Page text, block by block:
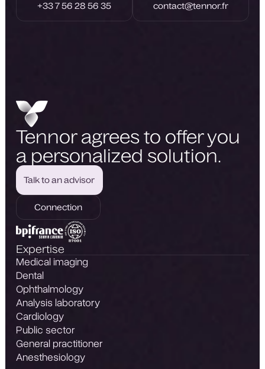
Tennor agrees to offer you
a personalized solution.
Talk to an advisor
Connection
Expertise
Medical imaging
Dental
Ophthalmology
Analysis laboratory
Cardiology
Public sector
General practitioner
Anesthesiology
+33 7 56 28 56 35 contact@tennor.fr